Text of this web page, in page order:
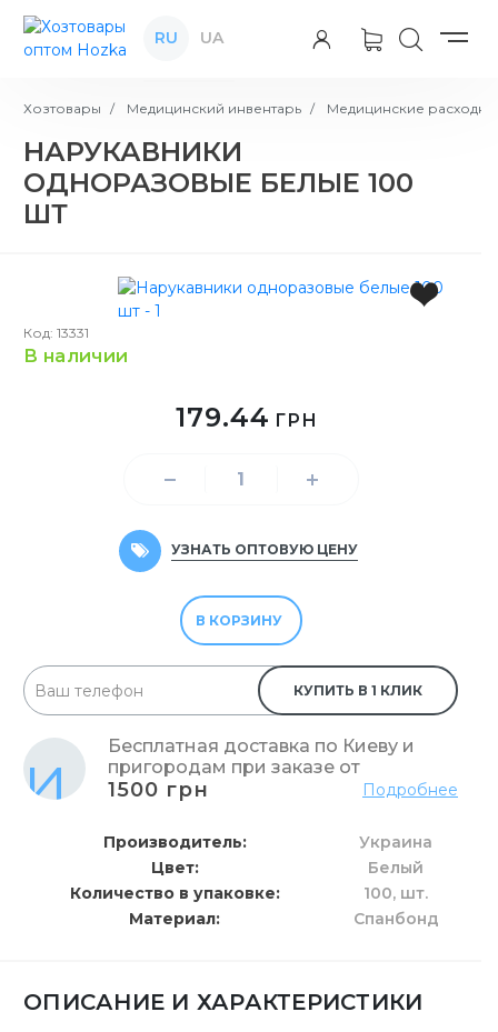
RU UA
Хозтовары Медицинский инвентарь Медицинские
НАРУКАВНИКИ
ОДНОРАЗОВЫЕ БЕЛЫЕ 100
ШТ
Код: 13331
в наличии
179.44 ГРН
УЗНАТЬ ОПТОВУЮ ЦЕНУ
В КОРЗИНУ
КУПИТЬ В 1 КЛИК
Бесплатная доставка по Киеву и
пригородам при заказе от
1500 грн Подробнее
Производитель
Украина
Цвет
Белый
Количество в упаковке
100, шт.
Материал
Спанбонд
ОПИСАНИЕ И ХАРАКТЕРИСТИКИ